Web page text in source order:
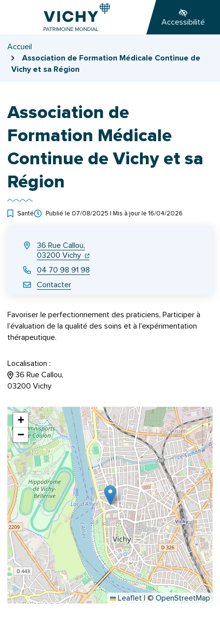
page
Accessibilité
Accueil
Association de Formation Médicale Continue de
Vichy et sa Région
Association de
Formation Médicale
Continue de Vichy et sa
Région
Santé Publié le 07/08/2025 | Mis à jour le 16/04/2026
36 Rue Callou,
03200 Vichy (ouverture dans un nouvel onglet)
(ouverture dans un nouvel onglet)
04 70 98 91 98
Contacter
Favoriser le perfectionnement des praticiens, Participer à
l’évaluation de la qualité des soins et à l’expérimentation
thérapeutique.
Localisation :
36 Rue Callou,
03200 Vichy
+
−
Leaflet |© OpenStreetMap